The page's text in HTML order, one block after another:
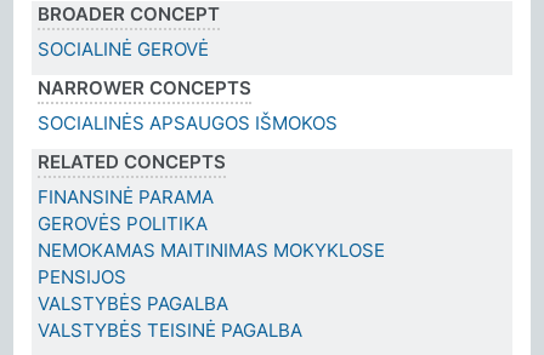
BROADER CONCEPT
SOCIALINĖ GEROVĖ
NARROWER CONCEPTS
SOCIALINĖS APSAUGOS IŠMOKOS
RELATED CONCEPTS
FINANSINĖ PARAMA
GEROVĖS POLITIKA
NEMOKAMAS MAITINIMAS MOKYKLOSE
PENSIJOS
VALSTYBĖS PAGALBA
VALSTYBĖS TEISINĖ PAGALBA